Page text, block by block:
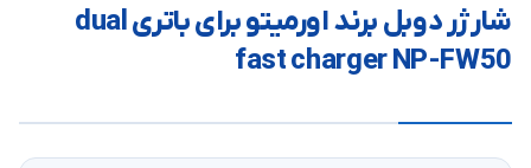
شارژر دوبل برند اورمیتو برای باتری dual
fast charger NP-FW50